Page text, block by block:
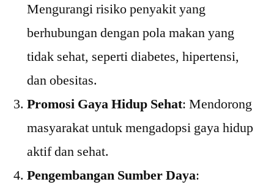
Mengurangi risiko penyakit yang
berhubungan dengan pola makan yang
tidak sehat, seperti diabetes, hipertensi,
dan obesitas.
Promosi Gaya Hidup Sehat: Mendorong
masyarakat untuk mengadopsi gaya hidup
aktif dan sehat.
Pengembangan Sumber Daya: